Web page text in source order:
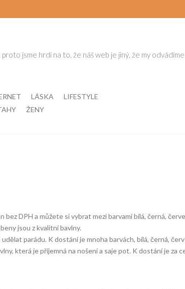
jsme hrdi na to, že náš web je jiný, že my
LÁSKA
LIFESTYLE
ŽENY
DPH a můžete si vybrat mezi barvami bílá, černá,
jsou z kvalitní bavlny.
parádu. K dostání je mnoha barvách, bílá, černá,
která je příjemná na nošení a saje pot. K dostání je za